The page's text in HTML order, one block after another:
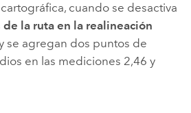
cuando se desactiva
la ruta en la realineación
se agregan dos puntos de
en las mediciones 2,46 y